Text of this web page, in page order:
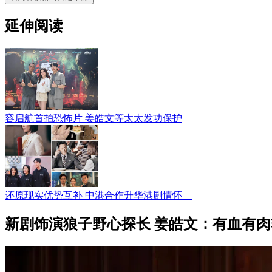
延伸阅读
容启航首拍恐怖片 姜皓文等太太发功保护
还原现实优势互补 中港合作升华港剧情怀
新剧饰演狼子野心探长 姜皓文：有血有